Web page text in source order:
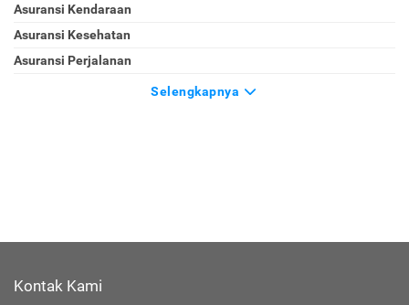
Asuransi Kendaraan
Asuransi Kesehatan
Asuransi Perjalanan
Selengkapnya
Kontak Kami